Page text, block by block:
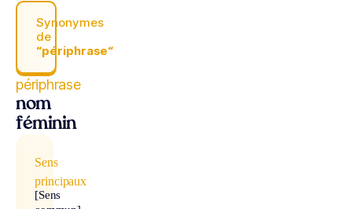
Synonymes
de
“périphrase“
périphrase
nom
féminin
Sens
principaux
[Sens